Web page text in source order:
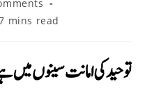
mins read
توحید کی امانت سینوں